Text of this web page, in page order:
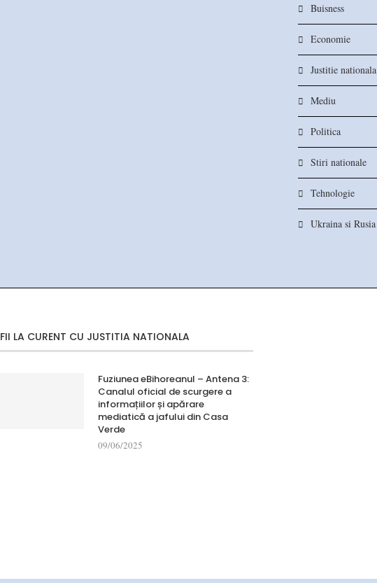
Buisness
Economie
Justitie nationala
Mediu
Politica
Stiri nationale
Tehnologie
Ukraina si Rusia
FII LA CURENT CU JUSTITIA NATIONALA
Fuziunea eBihoreanul – Antena 3:
Canalul oficial de scurgere a
informațiilor și apărare
mediatică a jafului din Casa
Verde
09/06/2025